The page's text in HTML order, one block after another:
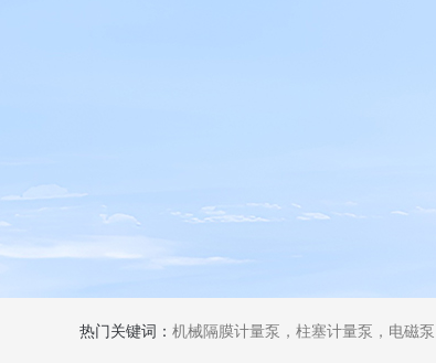
热门关键词： 机械隔膜计量泵，柱塞计量泵，电磁泵